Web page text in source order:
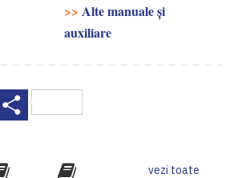
>> Alte manuale și
auxiliare
Facebook
vezi toate